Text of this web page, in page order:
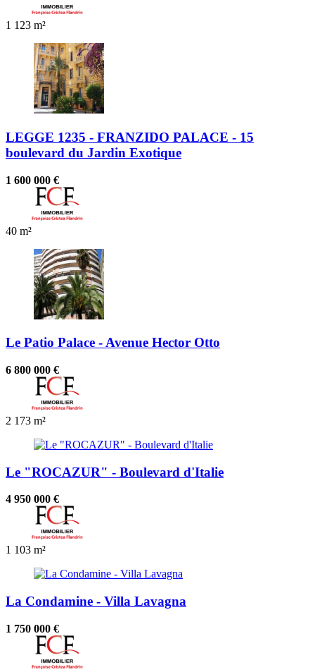
1 123 m²
LEGGE 1235 - FRANZIDO PALACE - 15
boulevard du Jardin Exotique
1 600 000 €
40 m²
Le Patio Palace - Avenue Hector Otto
6 800 000 €
2 173 m²
Le "ROCAZUR" - Boulevard d'Italie
4 950 000 €
1 103 m²
La Condamine - Villa Lavagna
1 750 000 €